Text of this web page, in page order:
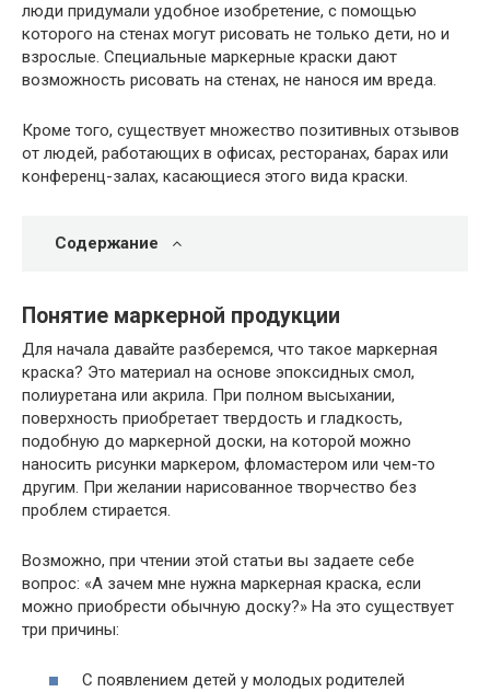
люди придумали удобное изобретение, с помощью
которого на стенах могут рисовать не только дети, но и
взрослые. Специальные маркерные краски дают
возможность рисовать на стенах, не нанося им вреда.
Кроме того, существует множество позитивных отзывов
от людей, работающих в офисах, ресторанах, барах или
конференц-залах, касающиеся этого вида краски.
Содержание
Понятие маркерной продукции
Для начала давайте разберемся, что такое маркерная
краска? Это материал на основе эпоксидных смол,
полиуретана или акрила. При полном высыхании,
поверхность приобретает твердость и гладкость,
подобную до маркерной доски, на которой можно
наносить рисунки маркером, фломастером или чем-то
другим. При желании нарисованное творчество без
проблем стирается.
Возможно, при чтении этой статьи вы задаете себе
вопрос: «А зачем мне нужна маркерная краска, если
можно приобрести обычную доску?» На это существует
три причины:
С появлением детей у молодых родителей